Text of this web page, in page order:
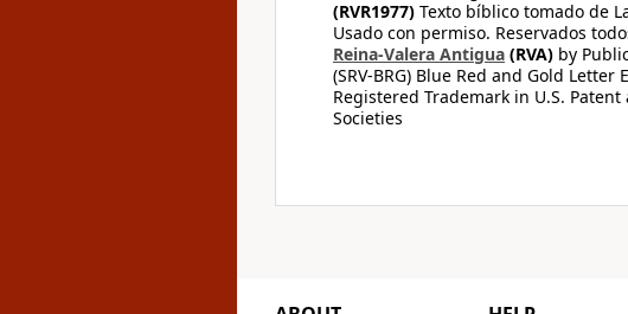
(RVR1977) Texto bíblico tomado de
Usado con permiso. Reservados
Reina-Valera Antigua (RVA) by
(SRV-BRG) Blue Red and Gold
Registered Trademark in U.S.
Societies